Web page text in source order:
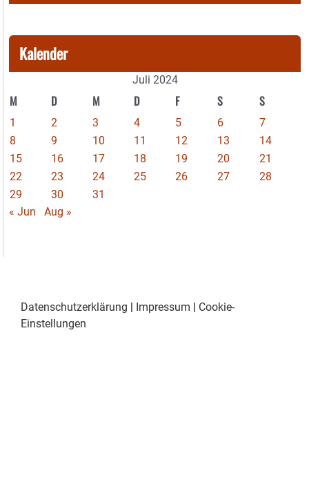
Kalender
Juli 2024
M D M D F S S
1 2 3 4 5 6
7
8
9 10 11 12 13
14
15
16 17 18 19 20
21
22
23 24 25 26 27
28
29
30
31
« Jun
Aug »
Datenschutzerklärung Impressum
Cookie-
Einstellungen